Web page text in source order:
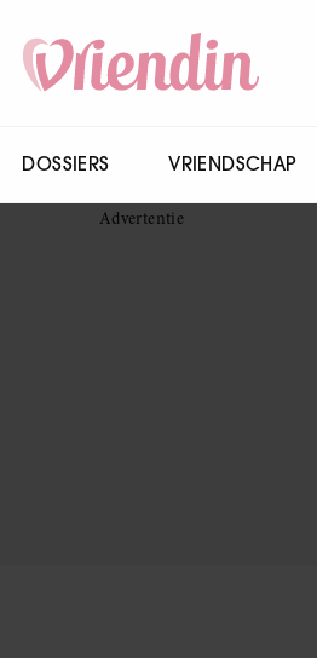
DOSSIERS VRIENDSCHAP